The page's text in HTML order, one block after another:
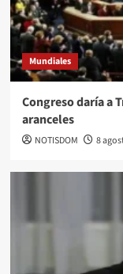
Mundiales
Congreso daría a
aranceles
NOTISDOM 8